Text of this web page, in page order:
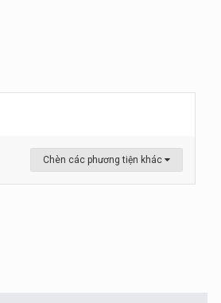
Chèn các phương tiện khác